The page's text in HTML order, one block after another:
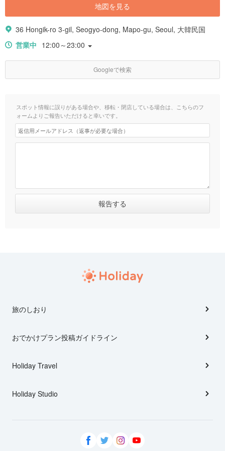
地図を見る
36 Hongik-ro 3-gil, Seogyo-dong, Mapo-gu, Seoul, 大韓民国
営業中 12:00～23:00
Googleで検索
スポット情報に誤りがある場合や、移転・閉店している場合は、こちらのフ
ォームよりご報告いただけると幸いです。
旅のしおり
おでかけプラン投稿ガイドライン
Holiday Travel
Holiday Studio